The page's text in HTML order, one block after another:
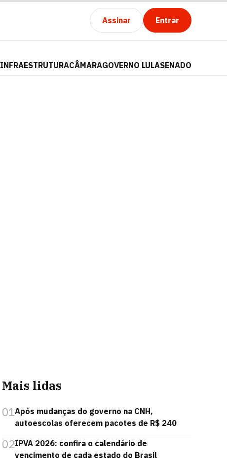
Assinar Entrar
INFRAESTRUTURACÂMARAGOVERNO LULASENADO
Mais lidas
01Após mudanças do governo na CNH,
autoescolas oferecem pacotes de R$ 240
02IPVA 2026: confira o calendário de
vencimento de cada estado do Brasil